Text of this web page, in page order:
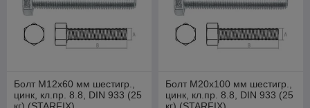
Болт М12х60 мм шестигр.,
цинк, кл.пр. 8.8, DIN 933 (25
Болт М20х100 мм шестигр.,
цинк, кл.пр. 8.8, DIN 933 (25